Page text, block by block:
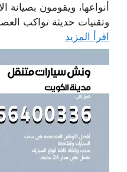
أنواعها، ويقومون بصيانة
وتقنيات حديثة تواكب
اقرأ المزيد